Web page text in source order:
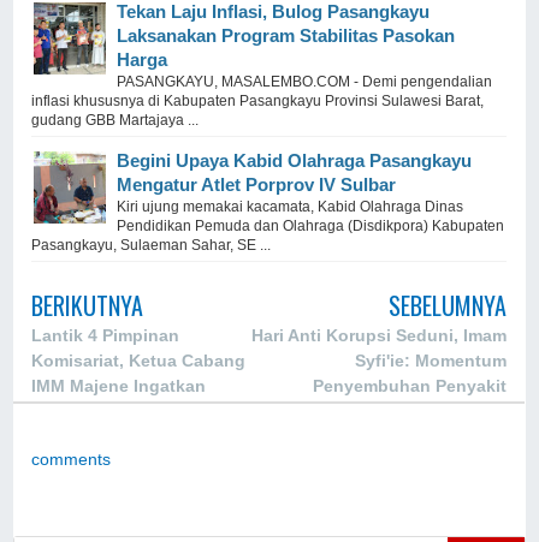
Tekan Laju Inflasi, Bulog Pasangkayu
Laksanakan Program Stabilitas Pasokan
Harga
PASANGKAYU, MASALEMBO.COM - Demi pengendalian
inflasi khususnya di Kabupaten Pasangkayu Provinsi Sulawesi Barat,
gudang GBB Martajaya ...
Begini Upaya Kabid Olahraga Pasangkayu
Mengatur Atlet Porprov IV Sulbar
Kiri ujung memakai kacamata, Kabid Olahraga Dinas
Pendidikan Pemuda dan Olahraga (Disdikpora) Kabupaten
Pasangkayu, Sulaeman Sahar, SE ...
BERIKUTNYA
Lantik 4 Pimpinan
Komisariat, Ketua Cabang
IMM Majene Ingatkan
SEBELUMNYA
Hari Anti Korupsi Seduni, Imam
Syfi'ie: Momentum
Penyembuhan Penyakit
comments